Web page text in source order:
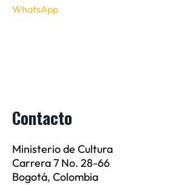
WhatsApp
Contacto
Ministerio de Cultura
Carrera 7 No. 28-66
Bogotá, Colombia